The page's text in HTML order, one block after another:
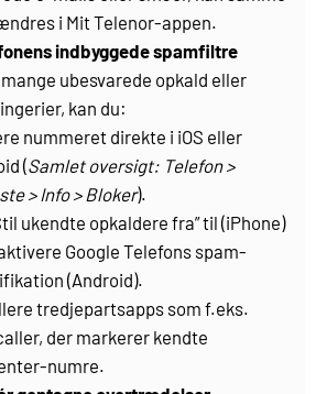
i Mit Telenor-appen.
indbyggede spamfiltre
ubesvarede opkald eller
kan du:
nummeret direkte i iOS eller
(Samlet oversigt: Telefon >
> Info > Bloker).
ukendte opkaldere fra” til (iPhone)
Google Telefons spam-
(Android).
tredjepartsapps som f.eks.
der markerer kendte
numre.